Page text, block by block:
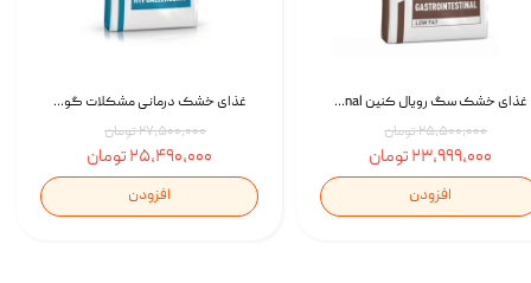
غذای خشک درمانی مشکلات گوارشی سگ رویال کنین Royal Canin Hypoallergenic وزن 7 کیلوگرم | پت استوک
۲۷,۵۰۰,۰۰۰ تومان
۲۵,۴۹۰,۰۰۰ تومان
افزودن
غذای خشک سگ رویال کنین Royal Canin Gastrointestinal وزن 7.5 کیلوگرم | پت استوک
۲۵,۵۰۰,۰۰۰ تومان
۲۳,۹۹۹,۰۰۰ تومان
افزودن